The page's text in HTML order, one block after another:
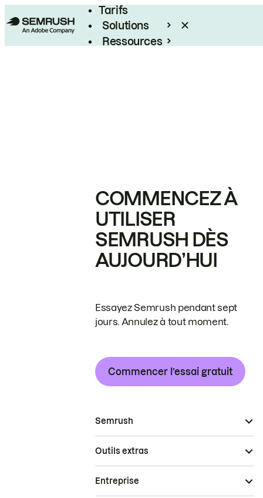
Tarifs
Solutions
Ressources
COMMENCEZ À
UTILISER
SEMRUSH DÈS
AUJOURD’HUI
Essayez Semrush pendant sept
jours. Annulez à tout moment.
Commencer l’essai gratuit
Semrush
Outils extras
Entreprise